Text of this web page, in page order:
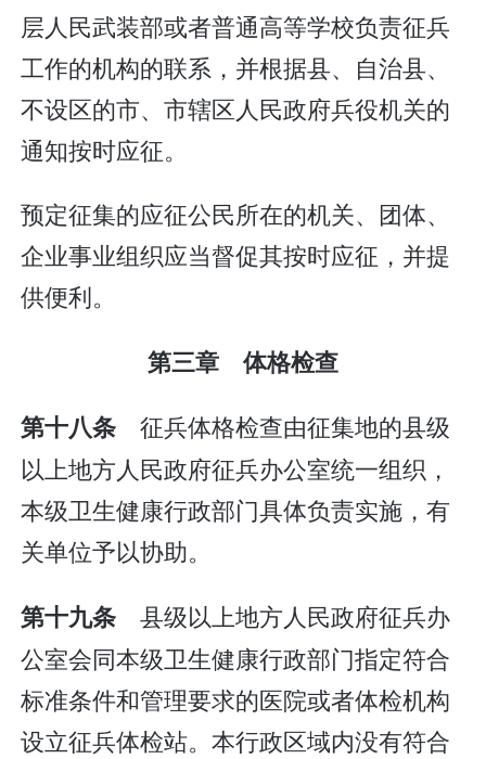
层人民武装部或者普通高等学校负责征兵
工作的机构的联系，并根据县、自治县、
不设区的市、市辖区人民政府兵役机关的
通知按时应征。
预定征集的应征公民所在的机关、团体、
企业事业组织应当督促其按时应征，并提
供便利。
第三章 体格检查
第十八条 征兵体格检查由征集地的县级
以上地方人民政府征兵办公室统一组织，
本级卫生健康行政部门具体负责实施，有
关单位予以协助。
第十九条 县级以上地方人民政府征兵办
公室会同本级卫生健康行政部门指定符合
标准条件和管理要求的医院或者体检机构
设立征兵体检站。本行政区域内没有符合